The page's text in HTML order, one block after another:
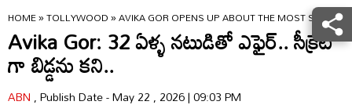
HOME»TOLLYWOOD»AVIKA GOR OPENS UP ABOUT THE MOST
Avika Gor: 32 ఏళ్ళ నటుడితో ఎఫైర్.. సీక్రెట్
గా బిడ్డను కని..
ABN, Publish Date - May 22 , 2026 | 09:03 PM